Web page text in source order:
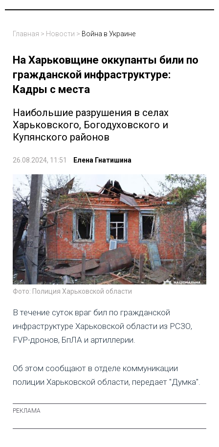
Главная > Новости > Война в Украине
На Харьковщине оккупанты били по
гражданской инфраструктуре:
Кадры с места
Наибольшие разрушения в селах
Харьковского, Богодуховского и
Купянского районов
26.08.2024, 11:51 Елена Гнатишина
Фото: Полиция Харьковской области
В течение суток враг бил по гражданской
инфраструктуре Харьковской области из РСЗО,
FVP-дронов, БпЛА и артиллерии.
Об этом сообщают в отделе коммуникации
полиции Харьковской области, передает "Думка".